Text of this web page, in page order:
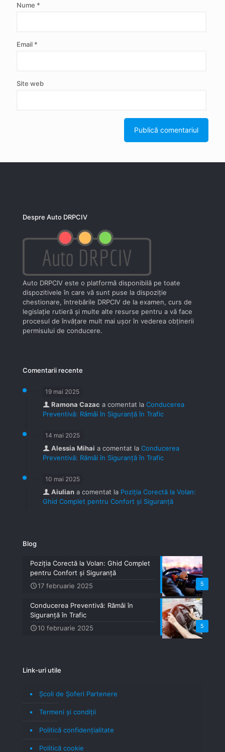
Nume *
Email *
Site web
Despre Auto DRPCIV
Auto DRPCIV este o platformă disponibilă pe toate
dispozitivele în care vă sunt puse la dispoziţie
chestionare, întrebările DRPCIV de la examen, curs de
legislaţie rutieră şi multe alte resurse pentru a vă face
procesul de învăţare mult mai uşor în vederea obţinerii
permisului de conducere.
Comentarii recente
19 mai 2025
Ramona Cazac a comentat la Conducerea
Preventivă: Rămâi în Siguranță în Trafic
14 mai 2025
Alessia Mihai a comentat la Conducerea
Preventivă: Rămâi în Siguranță în Trafic
10 mai 2025
Aiulian a comentat la Poziția Corectă la Volan:
Ghid Complet pentru Confort și Siguranță
Blog
5
Poziția Corectă la Volan: Ghid Complet
pentru Confort și Siguranță
17 februarie 2025
5
Conducerea Preventivă: Rămâi în
Siguranță în Trafic
10 februarie 2025
Link-uri utile
Școli de Șoferi Partenere
Termeni şi condiţii
Politică confidenţialitate
Politică cookie